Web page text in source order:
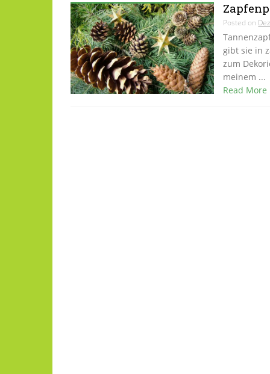
Posted on
gibt sie in
zum
meinem ...
Read More